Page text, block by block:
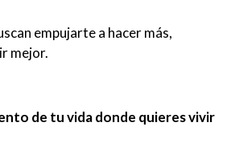
empujarte a hacer más,
mejor.
de tu vida donde quieres vivir